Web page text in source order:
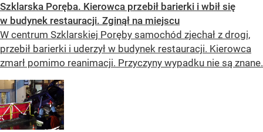
Szklarska Poręba. Kierowca przebił barierki i wbił się
w budynek restauracji. Zginął na miejscu
W centrum Szklarskiej Poręby samochód zjechał z drogi,
przebił barierki i uderzył w budynek restauracji. Kierowca
zmarł pomimo reanimacji. Przyczyny wypadku nie są znane.